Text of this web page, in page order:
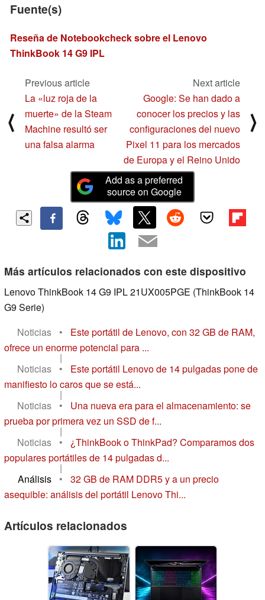
Fuente(s)
Reseña de Notebookcheck sobre el Lenovo
ThinkBook 14 G9 IPL
⟨
Previous article
La «luz roja de la
muerte» de la Steam
Machine resultó ser
una falsa alarma
Next article
Google: Se han dado a
conocer los precios y las
configuraciones del nuevo
Pixel 11 para los mercados
de Europa y el Reino Unido
⟩
Add as a preferred
source on Google
Más artículos relacionados con este dispositivo
Lenovo ThinkBook 14 G9 IPL 21UX005PGE (ThinkBook 14
G9 Serie)
Noticias
•
Este portátil de Lenovo, con 32 GB de RAM,
ofrece un enorme potencial para ...
|
Noticias
•
Este portátil Lenovo de 14 pulgadas pone de
manifiesto lo caros que se está...
|
Noticias
•
Una nueva era para el almacenamiento: se
prueba por primera vez un SSD de f...
|
Noticias
•
¿ThinkBook o ThinkPad? Comparamos dos
populares portátiles de 14 pulgadas d...
|
Análisis
•
32 GB de RAM DDR5 y a un precio
asequible: análisis del portátil Lenovo Thi...
Artículos relacionados